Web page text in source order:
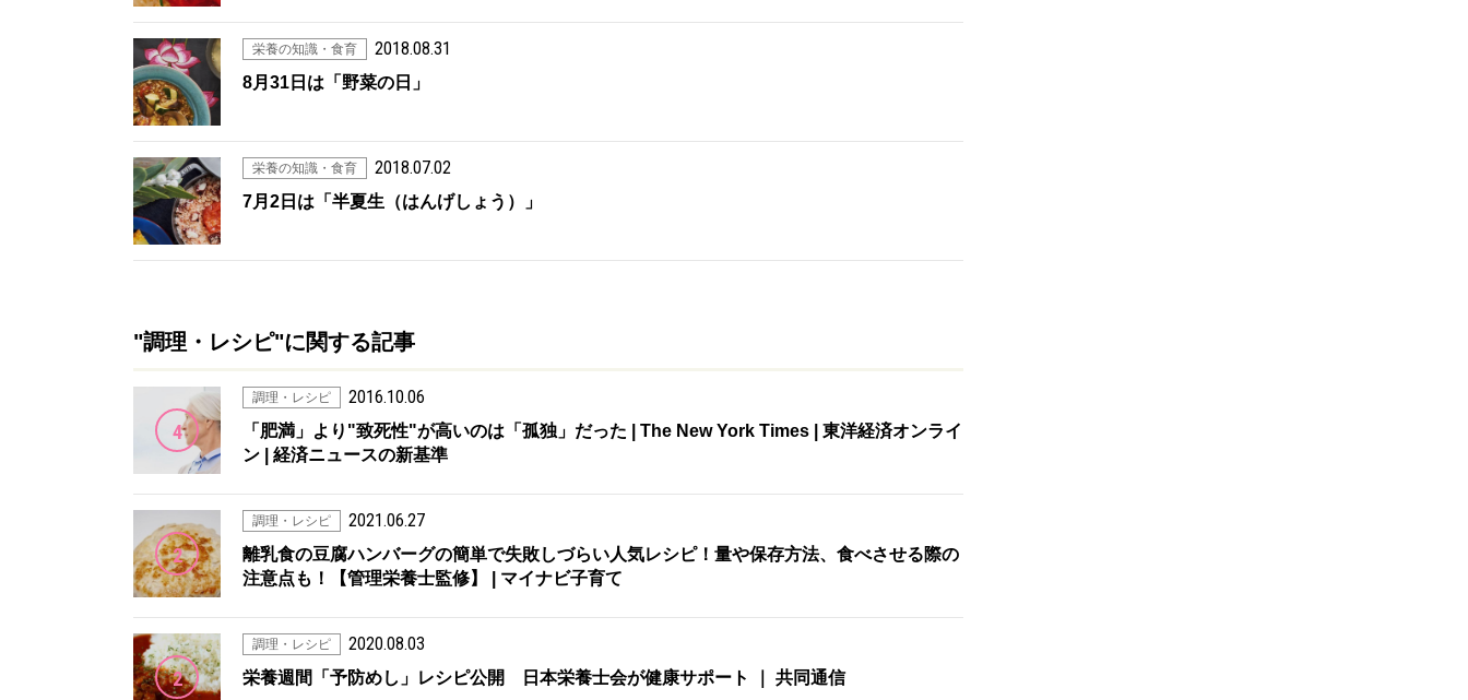
栄養の知識・食育 2018.08.31
8月31日は「野菜の日」
栄養の知識・食育 2018.07.02
7月2日は「半夏生（はんげしょう）」
"調理・レシピ"に関する記事
4
調理・レシピ 2016.10.06
「肥満」より"致死性"が高いのは「孤独」だった | The New York Times | 東洋経済オンライ
ン | 経済ニュースの新基準
2
調理・レシピ 2021.06.27
離乳食の豆腐ハンバーグの簡単で失敗しづらい人気レシピ！量や保存方法、食べさせる際の
注意点も！【管理栄養士監修】 | マイナビ子育て
2
調理・レシピ 2020.08.03
栄養週間「予防めし」レシピ公開 日本栄養士会が健康サポート ｜ 共同通信